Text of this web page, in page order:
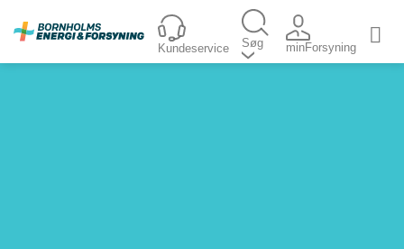
Kundeservice Søg minForsyning